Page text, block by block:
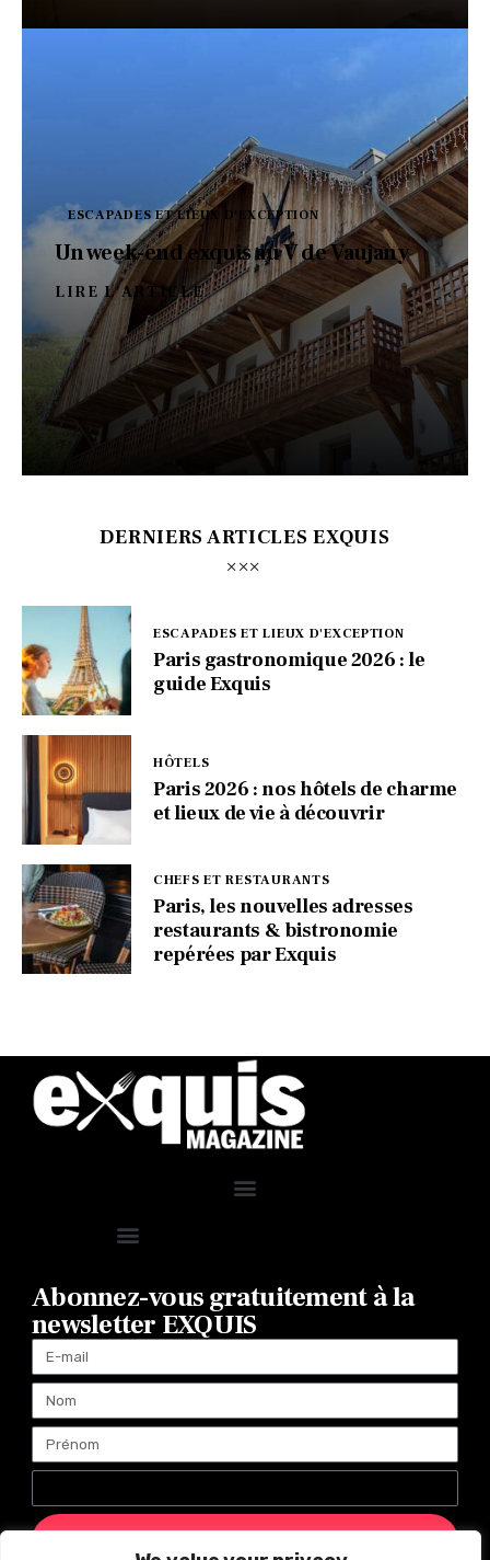
ESCAPADES ET LIEUX D'EXCEPTION
Un week-end exquis au V de Vaujany
LIRE L'ARTICLE
DERNIERS ARTICLES EXQUIS
ESCAPADES ET LIEUX D'EXCEPTION
Paris gastronomique 2026 : le
guide Exquis
HÔTELS
Paris 2026 : nos hôtels de charme
et lieux de vie à découvrir
CHEFS ET RESTAURANTS
Paris, les nouvelles adresses
restaurants & bistronomie
repérées par Exquis
Abonnez-vous gratuitement à la
newsletter EXQUIS